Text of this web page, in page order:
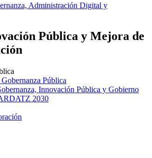
Administración Digital y
Pública y Mejora de
Pública
Innovación Pública y Gobierno
2030